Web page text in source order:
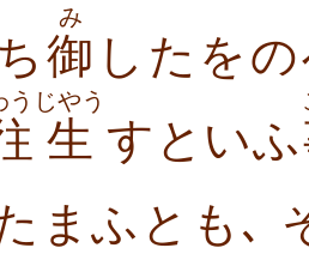
御
み
したを
う
生
じやう
すといふ
まふとも､